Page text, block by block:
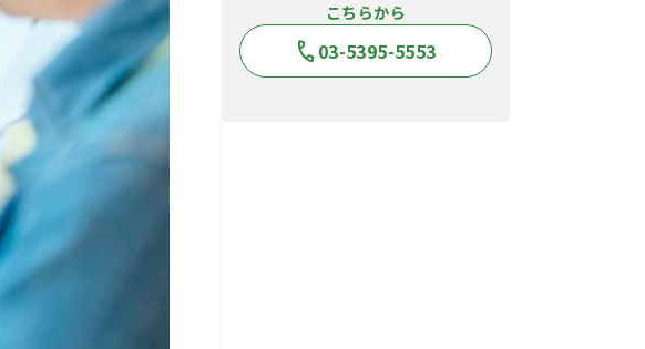
こちらから
03-5395-5553